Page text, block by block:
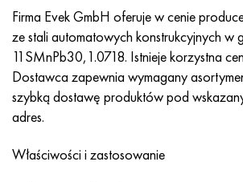
Firma Evek GmbH oferuje w cenie
ze stali automatowych konstrukcyjnych w
11SMnPb30,1.0718. Istnieje korzystna
Dostawca zapewnia wymagany
szybką dostawę produktów pod
adres.
Właściwości i zastosowanie
Nitronik 50
Nitronika 60
Nitronik 75
80NHS
81HMA
Rodzaje stopów precyzyjnych
XN77TYUR
ХН78Т
HN80TBY
SP-17
40 tytanu
Stop 28 - 1.4563
Stop 31 - 1.4562
Stop 254smo® - 1.4547
21NKMT
37X12N8G8MFB
40X10X2M
30хн3а, 31nicr14
34khn3ma, 36NiCrMo16, 35NiCrMo16
35hg, 35hg